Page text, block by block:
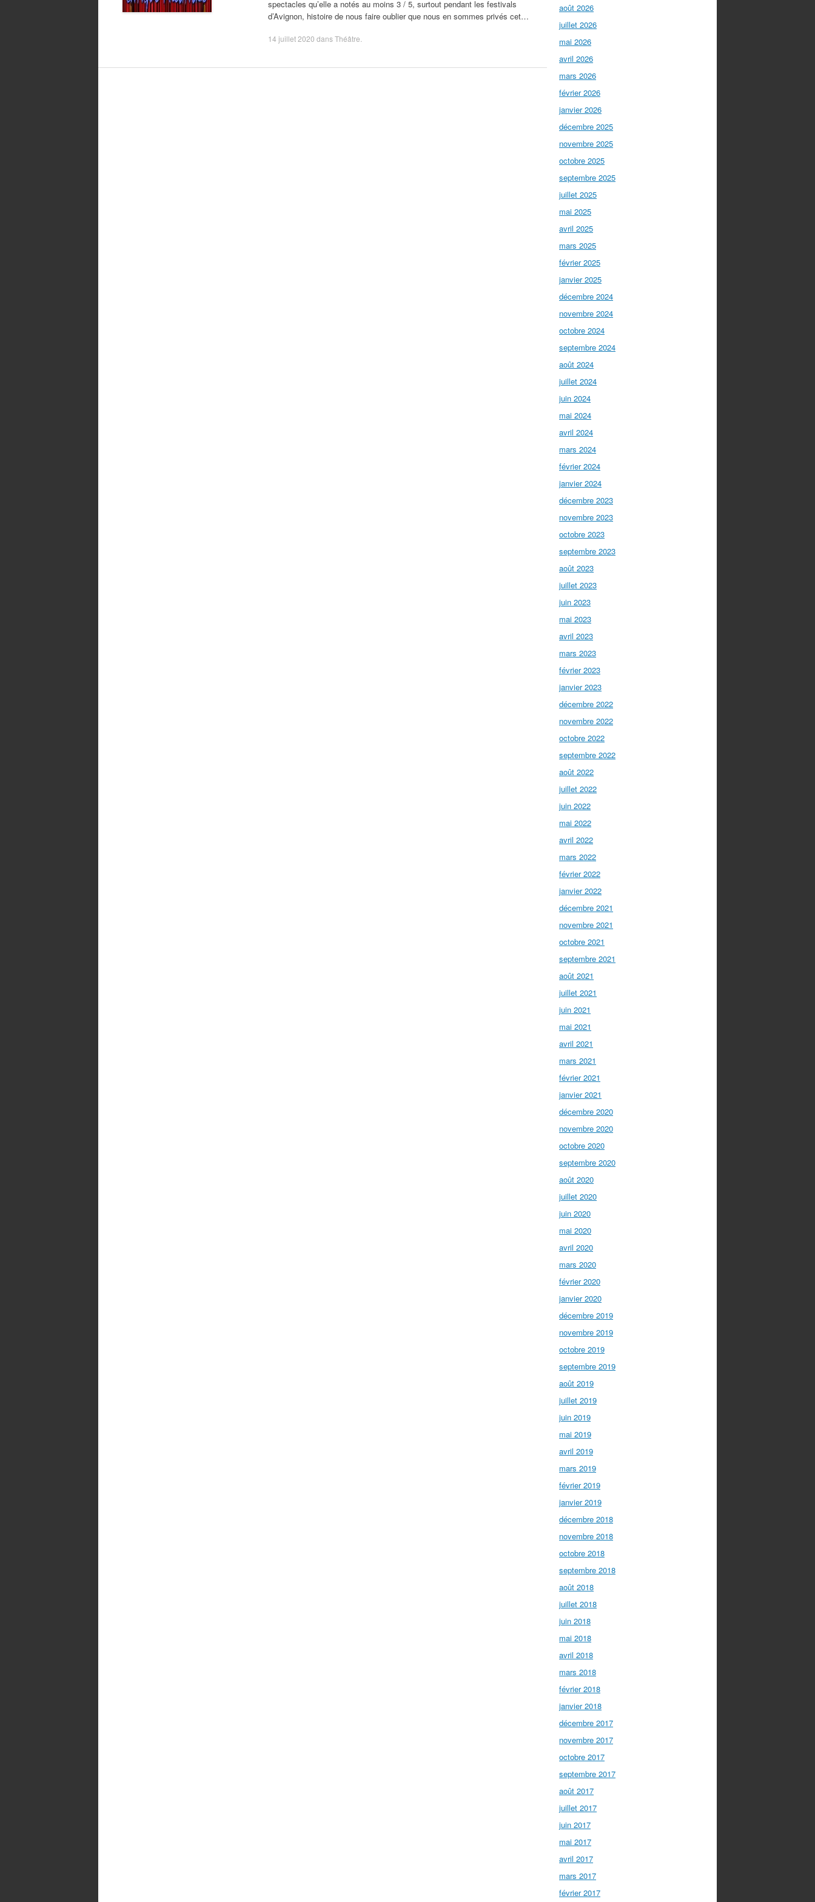
spectacles qu’elle a notés au moins 3 / 5, surtout pendant les festivals
d’Avignon, histoire de nous faire oublier que nous en sommes privés cet…
14 juillet 2020 dansThéâtre
août 2026
juillet 2026
mai 2026
avril 2026
mars 2026
février 2026
janvier 2026
décembre 2025
novembre 2025
octobre 2025
septembre 2025
juillet 2025
mai 2025
avril 2025
mars 2025
février 2025
janvier 2025
décembre 2024
novembre 2024
octobre 2024
septembre 2024
août 2024
juillet 2024
juin 2024
mai 2024
avril 2024
mars 2024
février 2024
janvier 2024
décembre 2023
novembre 2023
octobre 2023
septembre 2023
août 2023
juillet 2023
juin 2023
mai 2023
avril 2023
mars 2023
février 2023
janvier 2023
décembre 2022
novembre 2022
octobre 2022
septembre 2022
août 2022
juillet 2022
juin 2022
mai 2022
avril 2022
mars 2022
février 2022
janvier 2022
décembre 2021
novembre 2021
octobre 2021
septembre 2021
août 2021
juillet 2021
juin 2021
mai 2021
avril 2021
mars 2021
février 2021
janvier 2021
décembre 2020
novembre 2020
octobre 2020
septembre 2020
août 2020
juillet 2020
juin 2020
mai 2020
avril 2020
mars 2020
février 2020
janvier 2020
décembre 2019
novembre 2019
octobre 2019
septembre 2019
août 2019
juillet 2019
juin 2019
mai 2019
avril 2019
mars 2019
février 2019
janvier 2019
décembre 2018
novembre 2018
octobre 2018
septembre 2018
août 2018
juillet 2018
juin 2018
mai 2018
avril 2018
mars 2018
février 2018
janvier 2018
décembre 2017
novembre 2017
octobre 2017
septembre 2017
août 2017
juillet 2017
juin 2017
mai 2017
avril 2017
mars 2017
février 2017